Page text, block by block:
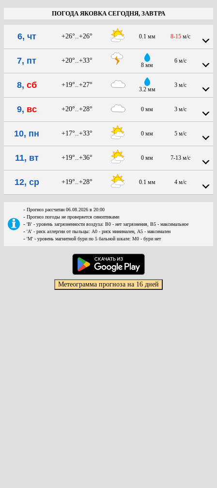
ПОГОДА ЯКОВКА СЕГОДНЯ, ЗАВТРА
6, чт +26°..+26° 0.1 мм 8-15 м/с
7, пт +20°..+33°
8 мм
6 м/с
8, сб +19°..+27°
3.2 мм
3 м/с
9, вс +20°..+28° 0 мм 3 м/с
10, пн +17°..+33° 0 мм 5 м/с
11, вт +19°..+36° 0 мм 7-13 м/с
12, ср +19°..+28° 0.1 мм 4 м/с
- Прогноз рассчитан 06.08.2026 в 20:00
- Прогноз погоды не проверяется синоптиками
- 'В' - уровень загрязненности воздуха: В0 - нет загрязнения, В5 - максимальное
- 'А' - риск аллергии от пыльцы: А0 - риск минимален, А5 - максимален
- 'М' - уровень магнитной бури по 5 бальной шкале: М0 - бури нет